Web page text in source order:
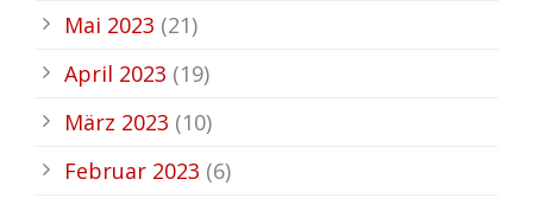
Mai 2023 (21)
April 2023 (19)
März 2023 (10)
Februar 2023 (6)